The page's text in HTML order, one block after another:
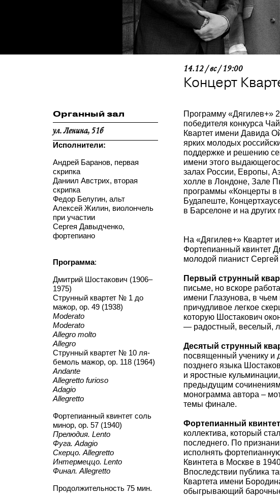
14.12 / вс / 19:00
Концерт
Органный зал
ул. Ленина, 51б
Исполнители:
Андрей Баранов, первая
скрипка
Даниил Австрих, вторая
скрипка
Федор Белугин, альт
Алексей Жилин, виолончель
при участии
Сергея Давыдченко,
фортепиано
Программа:
Дмитрий Шостакович (1906–
1975)
Струнный квартет № 1 до
мажор, ор. 49 (1938)
Moderato
Moderato
Allegro molto
Allegro
Струнный квартет № 10 ля-
бемоль мажор, ор. 118 (1964)
Andante
Allegretto furioso
Adagio
Allegretto
Фортепианный квинтет соль
минор, ор. 57 (1940)
Прелюдия. Lento
Фуга. Adagio
Скерцо. Allegretto
Интермеццо. Lento
Финал. Allegretto
Продолжительность 75 мин.
Программу «Дягилев+»
победителя конкурса
Квартет имени Давида
ярких молодых
поддержке и решению
имени этого
залах России, Европы,
холле в Лондоне, Зале
программы «Концерты в
Будапеште,
в Барселоне и на
На «Дягилев+» Квартет
Фортепианный квинтет
молодой пианист
Первый струнный
письме, но вскоре
имени Глазунова, в
причудливое легкое
которую Шостакович
— радостный, веселый,
Десятый струнный
посвященный ученику и
позднего языка
и яростные
предыдущим
монограмма автора –
темы финале.
Фортепианный квинтет
коллектива, который
последнего. По
исполнять
Квинтета в Москве в
Впоследствии публика
Квартета имени
обыгрывающий